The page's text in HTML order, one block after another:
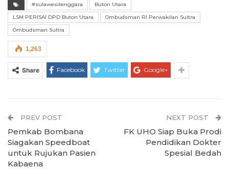
#sulawesitenggara
Buton Utara
LSM PERISAI DPD Buton Utara
Ombudsman RI Perwakilan Sultra
Ombudsman Sultra
1,263
Share Facebook Twitter Google+
PREV POST
Pemkab Bombana
Siagakan Speedboat
untuk Rujukan Pasien
Kabaena
NEXT POST
FK UHO Siap Buka Prodi
Pendidikan Dokter
Spesial Bedah